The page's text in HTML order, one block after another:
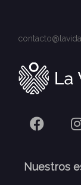
Nuestros